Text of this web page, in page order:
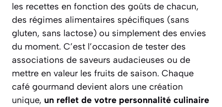
les recettes en fonction des goûts de chacun,
des régimes alimentaires spécifiques (sans
gluten, sans lactose) ou simplement des envies
du moment. C’est l’occasion de tester des
associations de saveurs audacieuses ou de
mettre en valeur les fruits de saison. Chaque
café gourmand devient alors une création
unique, un reflet de votre personnalité culinaire